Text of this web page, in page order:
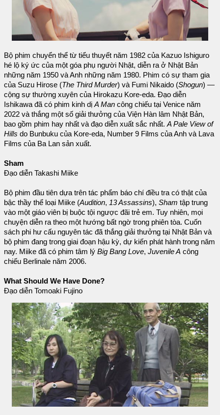
Bộ phim chuyển thể từ tiểu thuyết năm 1982 của Kazuo Ishiguro
hé lộ ký ức của một góa phụ người Nhật, diễn ra ở Nhật Bản
những năm 1950 và Anh những năm 1980. Phim có sự tham gia
của Suzu Hirose (The Third Murder) và Fumi Nikaido (Shogun) —
cộng sự thường xuyên của Hirokazu Kore-eda. Đạo diễn
Ishikawa đã có phim kinh dị A Man công chiếu tại Venice năm
2022 và thắng một số giải thưởng của Viện Hàn lâm Nhật Bản,
bao gồm phim hay nhất và đạo diễn xuất sắc nhất. A Pale View of
Hills do Bunbuku của Kore-eda, Number 9 Films của Anh và Lava
Films của Ba Lan sản xuất.
Sham
Đạo diễn Takashi Miike
Bộ phim đầu tiên dựa trên tác phẩm báo chí điều tra có thật của
bậc thầy thể loại Miike (Audition, 13 Assassins), Sham tập trung
vào một giáo viên bị buộc tội ngược đãi trẻ em. Tuy nhiên, mọi
chuyện diễn ra theo một hướng bất ngờ trong phiên tòa. Cuốn
sách phi hư cấu nguyên tác đã thắng giải thưởng tại Nhật Bản và
bộ phim đang trong giai đoạn hậu kỳ, dự kiến ​​phát hành trong năm
nay. Miike đã có phim tâm lý Big Bang Love, Juvenile A công
chiếu Berlinale năm 2006.
What Should We Have Done?
Đạo diễn Tomoaki Fujino